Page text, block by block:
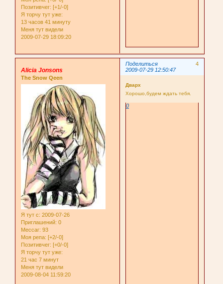
Позитивчег: [+1/-0]
Я торчу тут уже:
13 часов 41 минуту
Меня тут видели
2009-07-29 18:09:20
Поделиться
4
2009-07-29 12:50:47
Alicia Jonsons
The Snow Qeen
Я тут с: 2009-07-26
Приглашений: 0
Мессаг: 93
Моя репа: [+2/-0]
Позитивчег: [+0/-0]
Я торчу тут уже:
21 час 7 минут
Меня тут видели
2009-08-04 11:59:20
Дварх
Хорошо,будем ждать тебя.
0